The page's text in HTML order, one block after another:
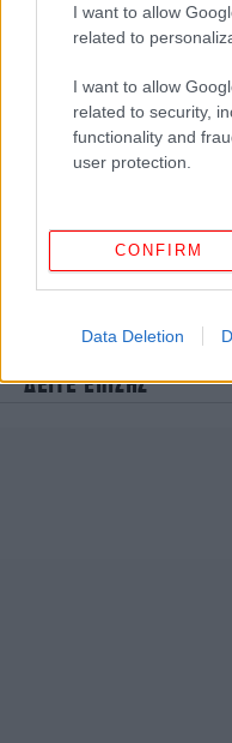
I want to allow
related to
I want to allow
related to security,
functionality and
user protection.
CONFIRM
Data Deletion
ΔΕΙΤΕ ΕΠΙΣΗΣ